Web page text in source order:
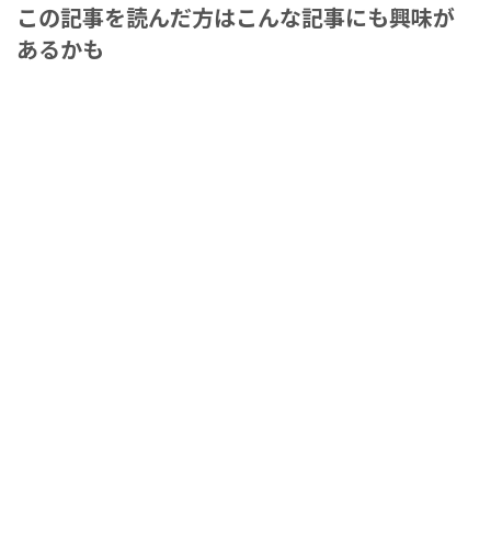
この記事を読んだ方はこんな記事にも興味が
あるかも